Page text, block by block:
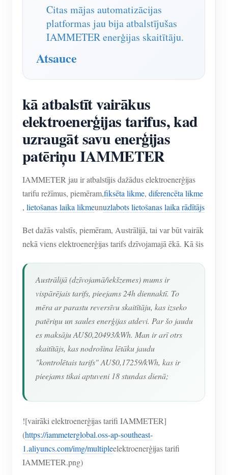
PV sildītāja vadības sistēma
Mājas automatizācija
Produkta īsais ievads
Dokuments
Blogi
kopiena
Izstrādātājs
Izpētīt
Sazināties
Par mums
Citas mājas automatizācijas
platformas jau bija atbalstījušas
IAMMETER enerģijas skaitītāju.
Atsauce
kā atbalstīt vairākus
elektroenerģijas tarifus, kad
uzraugāt savu enerģijas
patēriņu IAMMETER
IAMMETER jau ir atbalstījis dažādus elektroenerģijas
tarifu režīmus, piemēram,fiksēta likme, diferencēta likme
, lietošanas laika likmeunuzlabots lietošanas laika rādītājs
Bet dažās valstīs, piemēram, Austrālijā, tai var būt vairāk
nekā viens elektroenerģijas tarifs dzīvojamajā ēkā. Kā šis
Austrālijā (dzīvojamā/iekšzemes) mums ir
vispārējais tarifs, pieejams 24h diennaktī. To
mēra ar parastu reversīvu skaitītāju, kas izseko
patēriņu un saules enerģijas atdevi. Par šo jaudu
es maksāju AU$0,20493/kWh. Man ir arī otrs
skaitītājs, kas nodrošina lētāku jaudu
"kontrolētais tarifs" AU$0,17259/kWh, kas ir
pieejams tikai aptuveni 18 stundas dienā;
![vairāki elektroenerģijas tarifi IAMMETER]
(https://iammeterglobal.oss-ap-southeast-
1.aliyuncs.com/img/multipleelektroenerģijas tarifi
IAMMETER.png)